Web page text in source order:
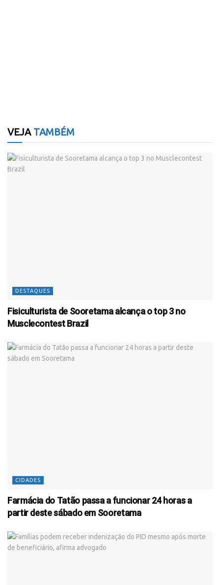
VEJATAMBÉM
DESTAQUES
Fisiculturista de Sooretama alcança o top 3 no
Musclecontest Brazil
CIDADES
Farmácia do Tatão passa a funcionar 24 horas a
partir deste sábado em Sooretama